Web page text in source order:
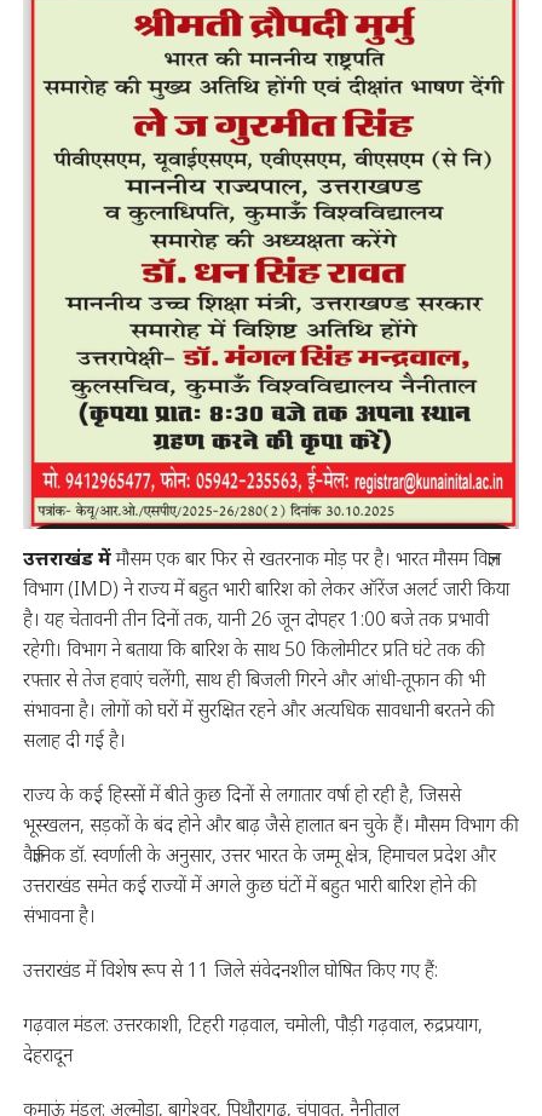
उत्तराखंड मेंमौसम एक बार फिर से खतरनाक मोड़ पर है। भारत मौसम विज्ञान
विभाग (IMD) ने राज्य में बहुत भारी बारिश को लेकर ऑरेंज अलर्ट जारी किया
है। यह चेतावनी तीन दिनों तक, यानी 26 जून दोपहर 1:00 बजे तक प्रभावी
रहेगी। विभाग ने बताया कि बारिश के साथ 50 किलोमीटर प्रति घंटे तक की
रफ्तार से तेज हवाएं चलेंगी, साथ ही बिजली गिरने और आंधी-तूफान की भी
संभावना है। लोगों को घरों में सुरक्षित रहने और अत्यधिक सावधानी बरतने की
सलाह दी गई है।
राज्य के कई हिस्सों में बीते कुछ दिनों से लगातार वर्षा हो रही है, जिससे
भूस्खलन, सड़कों के बंद होने और बाढ़ जैसे हालात बन चुके हैं। मौसम विभाग की
वैज्ञानिक डॉ. स्वर्णाली के अनुसार, उत्तर भारत के जम्मू क्षेत्र, हिमाचल प्रदेश और
उत्तराखंड समेत कई राज्यों में अगले कुछ घंटों में बहुत भारी बारिश होने की
संभावना है।
उत्तराखंड में विशेष रूप से 11 जिले संवेदनशील घोषित किए गए हैं:
गढ़वाल मंडल: उत्तरकाशी, टिहरी गढ़वाल, चमोली, पौड़ी गढ़वाल, रुद्रप्रयाग,
देहरादून
कुमाऊं मंडल: अल्मोड़ा, बागेश्वर, पिथौरागढ़, चंपावत, नैनीताल